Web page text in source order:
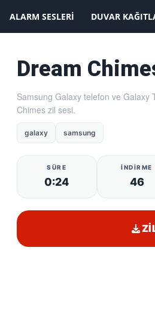
KAYDOLMAK İSTİYORUM
ALARM SESLERI DUVAR
Dream
Samsung Galaxy telefon ve
Chimes zil sesi.
galaxy samsung
SÜRE
0:24
İNDIRME
46